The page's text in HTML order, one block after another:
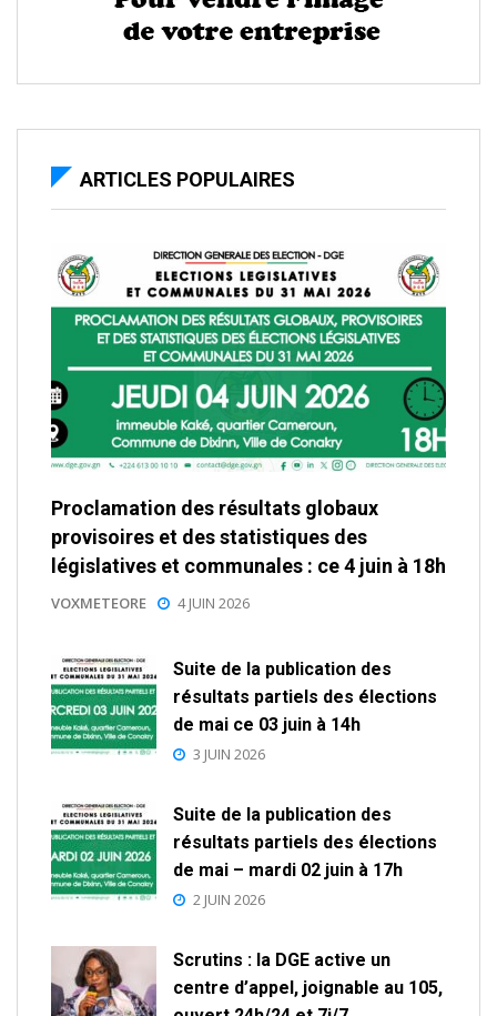
ARTICLES POPULAIRES
Proclamation des résultats globaux
provisoires et des statistiques des
législatives et communales : ce 4 juin à 18h
VOXMETEORE 4 JUIN 2026
Suite de la publication des
résultats partiels des élections
de mai ce 03 juin à 14h
3 JUIN 2026
Suite de la publication des
résultats partiels des élections
de mai – mardi 02 juin à 17h
2 JUIN 2026
Scrutins : la DGE active un
centre d’appel, joignable au 105,